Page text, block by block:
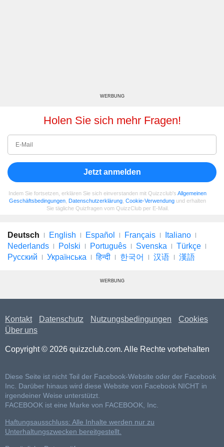
WERBUNG
Holen Sie sich mehr Fragen!
Jetzt anmelden
Indem Sie fortsetzen, erklären Sie sich einverstanden mit Quizzclub's Allgemeinen
Geschäftsbedingungen
Datenschutzerklärung Cookie-Verwendung und erhalten
Sie tägliche Quizfragen vom QuizzClub per E-Mail.
Deutsch English Español Français
Italiano
Nederlands
Polski Português Svenska
Türkçe
Русский
Українська हिन्दी 한국어 汉语 漢語
WERBUNG
Kontakt Datenschutz Nutzungsbedingungen
Cookies
Über uns
Copyright © 2026 quizzclub.com. Alle Rechte vorbehalten
Diese Seite ist nicht Teil der Facebook-Website oder der Facebook
Inc. Darüber hinaus wird diese Website von Facebook NICHT in
irgendeiner Weise unterstützt.
FACEBOOK ist eine Marke von FACEBOOK, Inc.
Haftungsausschluss: Alle Inhalte werden nur zu
Unterhaltungszwecken bereitgestellt.